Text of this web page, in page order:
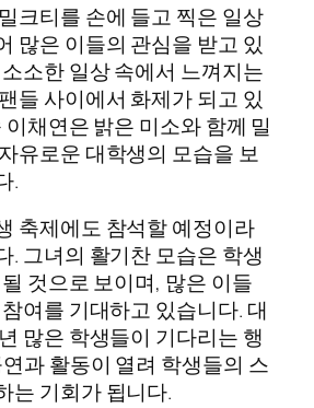
크티를 손에 들고 찍은 일상
많은 이들의 관심을 받고 있
소한 일상 속에서 느껴지는
들 사이에서 화제가 되고 있
채연은 밝은 미소와 함께 밀
유로운 대학생의 모습을 보
.
축제에도 참석할 예정이라
. 그녀의 활기찬 모습은 학생
것으로 보이며, 많은 이들
여를 기대하고 있습니다. 대
많은 학생들이 기다리는 행
과 활동이 열려 학생들의 스
는 기회가 됩니다.